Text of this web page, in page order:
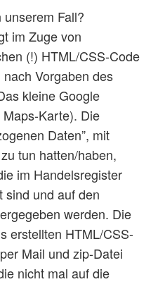
Fall?
im Zuge von
(!) HTML/CSS-Code
Vorgaben des
kleine Google
Karte). Die
Daten”, mit
tun hatten/haben,
im Handelsregister
sind und auf den
werden. Die
erstellten HTML/CSS-
Mail und zip-Datei
nicht mal auf die